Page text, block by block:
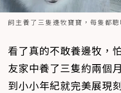
飼主養了三隻邊牧寶寶，每隻都
看了真的不敢養邊牧，
友家中養了三隻約兩個
到小小年紀就完美展現